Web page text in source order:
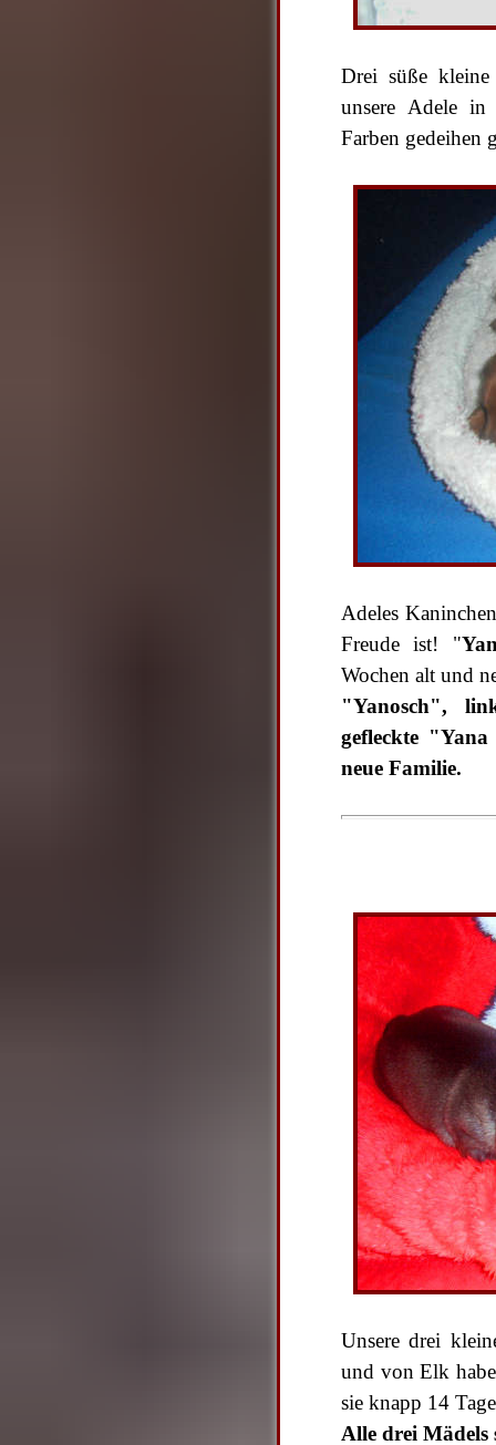
Drei süße kleine
unsere Adele
Farben gedeihen
Adeles
Freude ist! "
Wochen alt und
"Yanosch",
gefleckte
neue Familie.
Unsere drei
und von Elk
sie knapp 14
Alle drei Mädels